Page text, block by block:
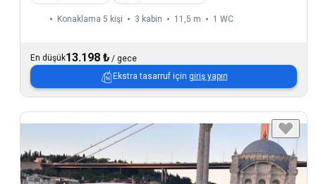
Konaklama 5 kişi 3 kabin 11,5 m 1 WC
En düşük13.198 ₺ / gece
Ekstra tasarruf için giriş yapın